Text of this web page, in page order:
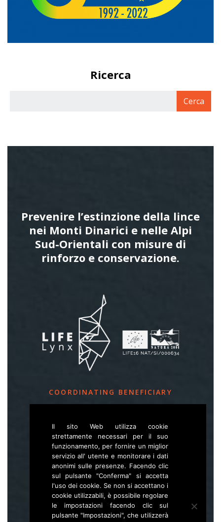
Ricerca
Prevenire l’estinzione della lince
nei Monti Dinarici e nelle Alpi
Sud-Orientali con misure di
rinforzo e conservazione.
COORDINATING BENEFICIARY
Slovenia Forest Service
Večna pot 2, SI – 1000 Ljubljana
E life.lynx.eu@gmail.com
Wwww.zgs.si
Sitemap
Il sito Web utilizza cookie
strettamente necessari per il suo
funzionamento, per fornire un miglior
servizio all' utente e monitorare i dati
anonimi sulle presenze. Facendo clic
sul pulsante "Conferma" si accetta
l'uso dei cookie. Se non si accettano i
cookie utilizzabili, è possibile regolare
le impostazioni facendo clic sul
pulsante "Impostazioni", che utilizzerà